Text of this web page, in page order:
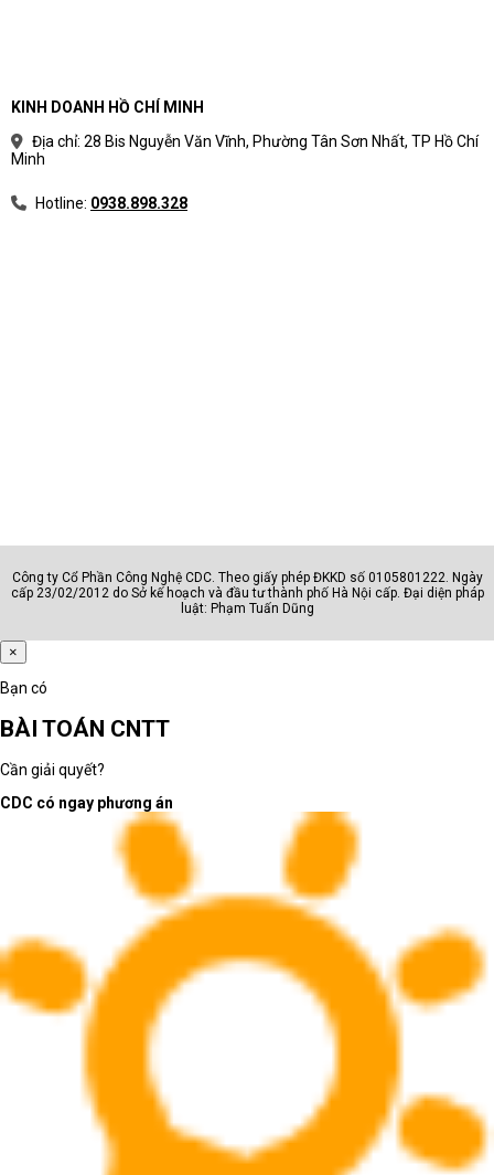
KINH DOANH HỒ CHÍ MINH
Địa chỉ: 28 Bis Nguyễn Văn Vĩnh, Phường Tân Sơn Nhất, TP Hồ Chí
Minh
Hotline: 0938.898.328
Công ty Cổ Phần Công Nghệ CDC. Theo giấy phép ĐKKD số 0105801222. Ngày
cấp 23/02/2012 do Sở kế hoạch và đầu tư thành phố Hà Nội cấp. Đại diện pháp
luật: Phạm Tuấn Dũng
×
Bạn có
BÀI TOÁN CNTT
Cần giải quyết?
CDC có ngay phương án